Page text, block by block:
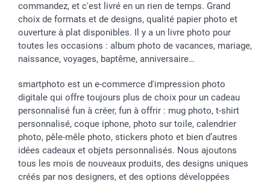
commandez, et c'est livré en un rien de temps. Grand
choix de formats et de designs, qualité papier photo et
ouverture à plat disponibles. Il y a un livre photo pour
toutes les occasions : album photo de vacances, mariage,
naissance, voyages, baptême, anniversaire…
smartphoto est un e-commerce d'impression photo
digitale qui offre toujours plus de choix pour un cadeau
personnalisé fun à créer, fun à offrir : mug photo, t-shirt
personnalisé, coque iphone, photo sur toile, calendrier
photo, pêle-mêle photo, stickers photo et bien d’autres
idées cadeaux et objets personnalisés. Nous ajoutons
tous les mois de nouveaux produits, des designs uniques
créés par nos designers, et des options développées